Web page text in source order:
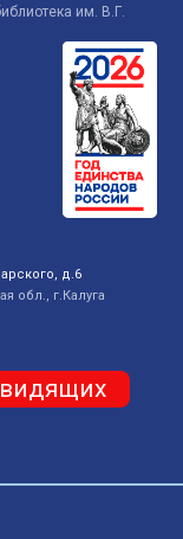
им. В.Г.
д.6
обл., г.Калуга